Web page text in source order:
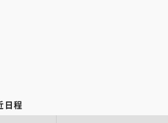
日程